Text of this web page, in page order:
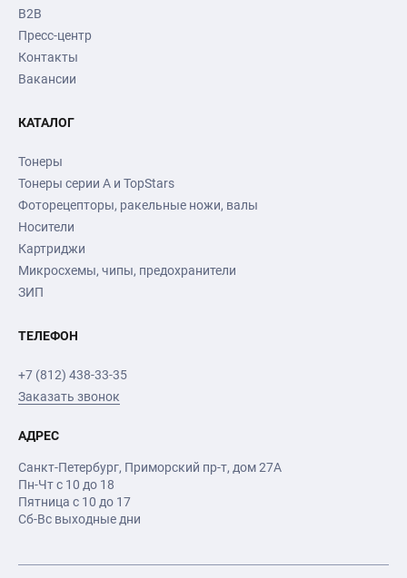
B2B
Пресс-центр
Контакты
Вакансии
КАТАЛОГ
Тонеры
Тонеры серии А и TopStars
Фоторецепторы, ракельные ножи, валы
Носители
Картриджи
Микросхемы, чипы, предохранители
ЗИП
ТЕЛЕФОН
+7 (812) 438-33-35
Заказать звонок
АДРЕС
Санкт-Петербург, Приморский пр-т, дом 27А
Пн-Чт с 10 до 18
Пятница с 10 до 17
Сб-Вс выходные дни